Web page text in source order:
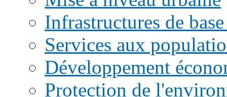
Infrastructures de
Services aux
Développement
Protection de